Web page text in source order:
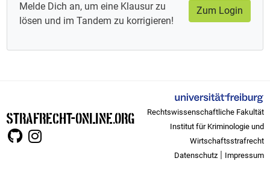
Zum Login
Melde Dich an, um eine Klausur zu
lösen und im Tandem zu korrigieren!
STRAFRECHT-ONLINE.ORG
Rechtswissenschaftliche Fakultät
Institut für Kriminologie und
Wirtschaftsstrafrecht
Datenschutz | Impressum